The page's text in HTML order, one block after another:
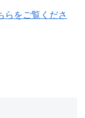
らをご覧くださ